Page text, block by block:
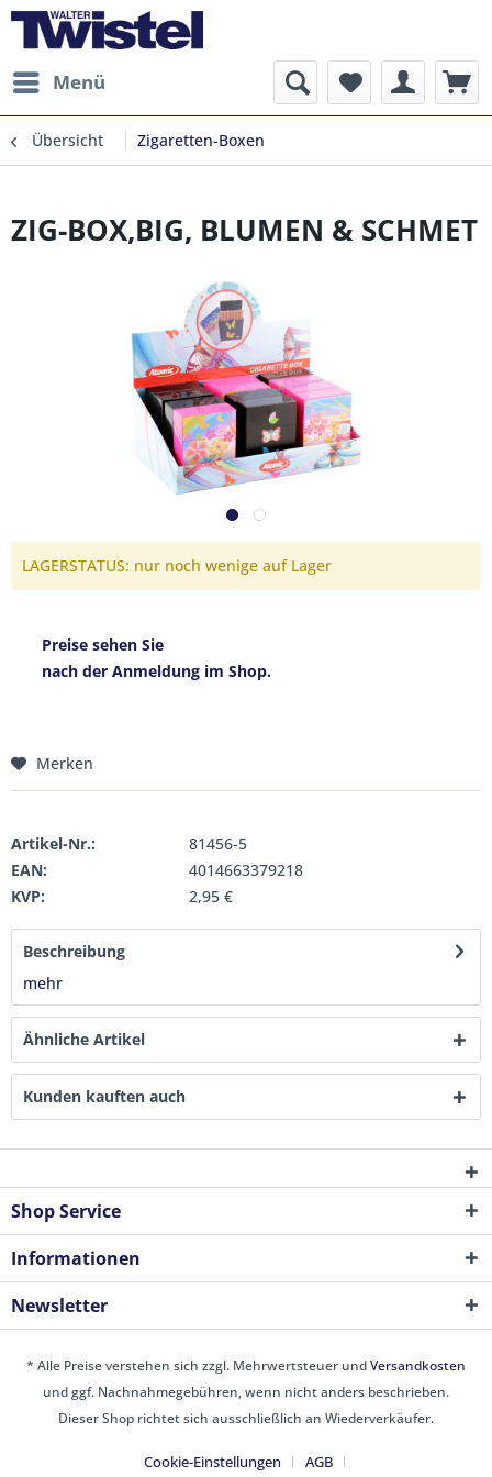
Menü
Übersicht Zigaretten-Boxen
ZIG-BOX,BIG, BLUMEN & SCHMET
LAGERSTATUS: nur noch wenige auf Lager
Preise sehen Sie
nach der Anmeldung im Shop.
Merken
Artikel-Nr.:
81456-5
EAN:
4014663379218
KVP:
2,95 €
Beschreibung
mehr
Ähnliche Artikel
Kunden kauften auch
Shop Service
Informationen
Newsletter
* Alle Preise verstehen sich zzgl. Mehrwertsteuer undVersandkosten
und ggf. Nachnahmegebühren, wenn nicht anders beschrieben.
Dieser Shop richtet sich ausschließlich an Wiederverkäufer.
Cookie-Einstellungen AGB